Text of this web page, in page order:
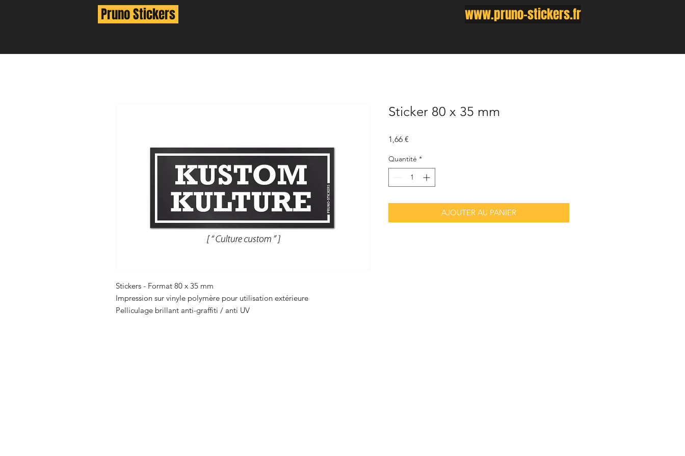
Stickers - Format 80 x 35 mm
Impression sur vinyle polymère pour utilisation extérieure
Pelliculage brillant anti-graffiti / anti UV
Sticker 80 x 35 mm
1,66 €
Quantité *
AJOUTER AU PANIER
Pruno Stickers www.pruno-stickers.fr